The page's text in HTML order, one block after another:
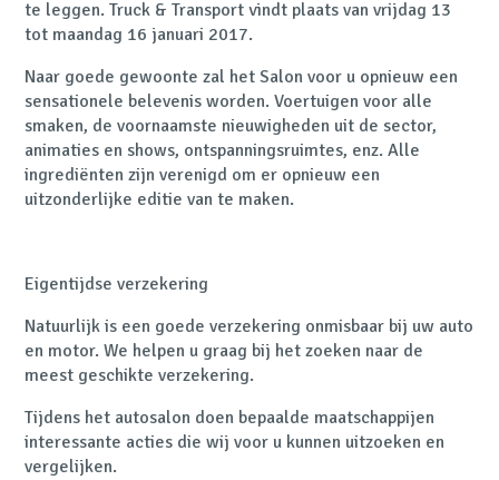
te leggen. Truck & Transport vindt plaats van vrijdag 13
tot maandag 16 januari 2017.
Naar goede gewoonte zal het Salon voor u opnieuw een
sensationele belevenis worden. Voertuigen voor alle
smaken, de voornaamste nieuwigheden uit de sector,
animaties en shows, ontspanningsruimtes, enz. Alle
ingrediënten zijn verenigd om er opnieuw een
uitzonderlijke editie van te maken.
Eigentijdse verzekering
Natuurlijk is een goede verzekering onmisbaar bij uw auto
en motor. We helpen u graag bij het zoeken naar de
meest geschikte verzekering.
Tijdens het autosalon doen bepaalde maatschappijen
interessante acties die wij voor u kunnen uitzoeken en
vergelijken.